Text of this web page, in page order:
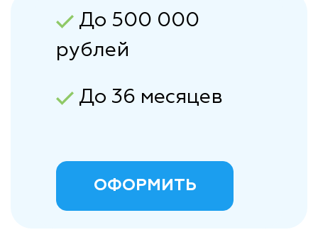
До 500 000
рублей
До 36 месяцев
ОФОРМИТЬ